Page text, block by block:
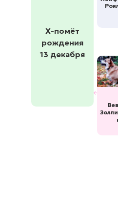
Х-помёт
рождения
13 декабря